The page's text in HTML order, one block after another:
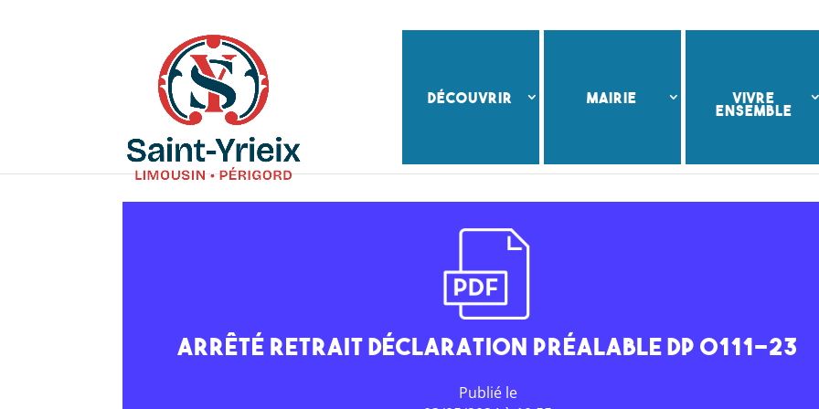
DÉCOUVRIR MAIRIE VIVRE
ENSEMBLE
Arrêté retrait déclaration préalable DP 0111-23